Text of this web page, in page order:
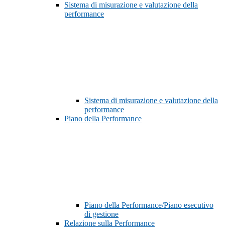
Sistema di misurazione e valutazione della
performance
Sistema di misurazione e valutazione della
performance
Piano della Performance
Piano della Performance/Piano esecutivo
di gestione
Relazione sulla Performance